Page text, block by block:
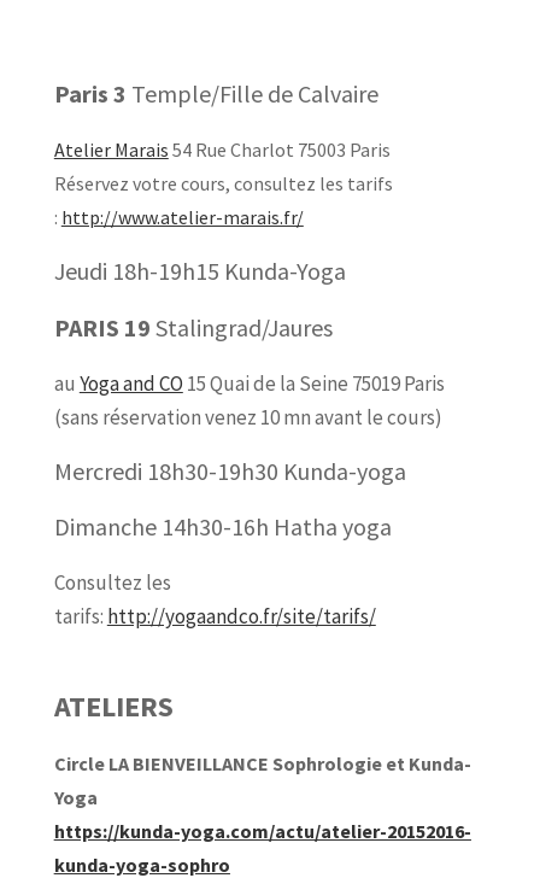
Paris 3 Temple/Fille de Calvaire
Atelier Marais 54 Rue Charlot 75003 Paris
Réservez votre cours, consultez les tarifs
: http://www.atelier-marais.fr/
Jeudi 18h-19h15 Kunda-Yoga
PARIS 19 Stalingrad/Jaures
au Yoga and CO 15 Quai de la Seine 75019 Paris
(sans réservation venez 10 mn avant le cours)
Mercredi 18h30-19h30 Kunda-yoga
Dimanche 14h30-16h Hatha yoga
Consultez les
tarifs: http://yogaandco.fr/site/tarifs/
ATELIERS
Circle LA BIENVEILLANCE Sophrologie et Kunda-
Yoga
https://kunda-yoga.com/actu/atelier-20152016-
kunda-yoga-sophro